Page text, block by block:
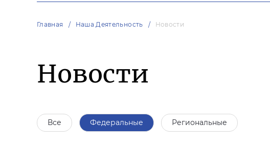
Главная Наша Деятельность Новости
Новости
Все Федеральные Региональные